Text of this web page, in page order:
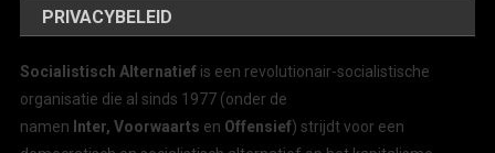
PRIVACYBELEID
Socialistisch Alternatief is een revolutionair-socialistische
organisatie die al sinds 1977 (onder de
namen Inter, Voorwaarts en Offensief) strijdt voor een